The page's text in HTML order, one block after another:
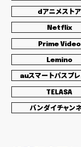
通常盤 [CD]
¥1,320(税込)
TFCC-89783
dアニメストア
Netflix
Prime Video
Lemino
auスマートパスプレ
TELASA
バンダイチャン